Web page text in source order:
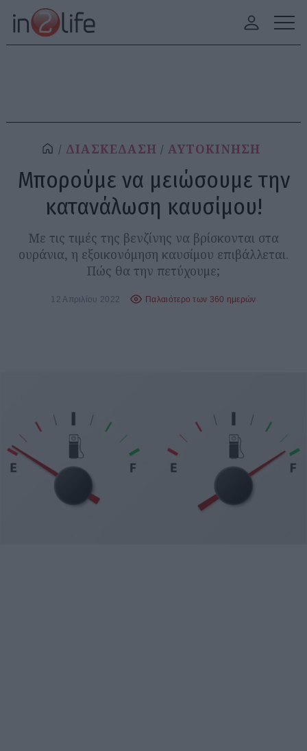
ΔΙΑΣΚΕΔΑΣΗ ΑΥΤΟΚΙΝΗΣΗ
Μπορούμε να μειώσουμε την
κατανάλωση καυσίμου!
Με τις τιμές της βενζίνης να βρίσκονται στα
ουράνια, η εξοικονόμηση καυσίμου επιβάλλεται.
Πώς θα την πετύχουμε;
12 Απριλίου 2022 Παλαιότερο των 360 ημερών